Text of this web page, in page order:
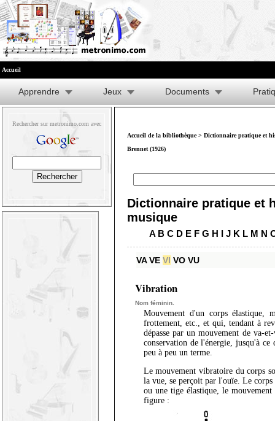
Accueil
Apprendre Jeux Documents
Rechercher sur metronimo.com avec
Accueil de la bibliothèque> Dictionnaire pratique et
Brennet (1926)
Dictionnaire pratique et
musique
A B C D E F G H I J K L M N
VA VE VI VO VU
Vibration
Nom féminin.
Mouvement d'un corps élastique,
frottement, etc., et qui, tendant à
dépasse par un mouvement de va-
conservation de l'énergie, jusqu'à
peu à peu un terme.
Le mouvement vibratoire du corps
la vue, se perçoit par l'ouïe. Le
ou une tige élastique, le
figure :